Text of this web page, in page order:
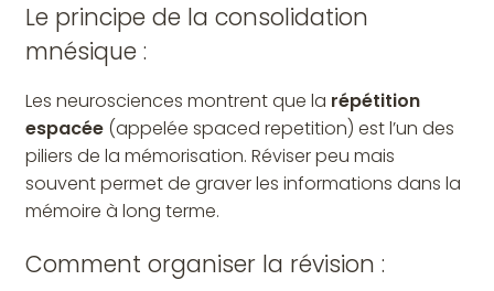
Le principe de la consolidation
mnésique :
Les neurosciences montrent que la répétition
espacée (appelée spaced repetition) est l’un des
piliers de la mémorisation. Réviser peu mais
souvent permet de graver les informations dans la
mémoire à long terme.
Comment organiser la révision :